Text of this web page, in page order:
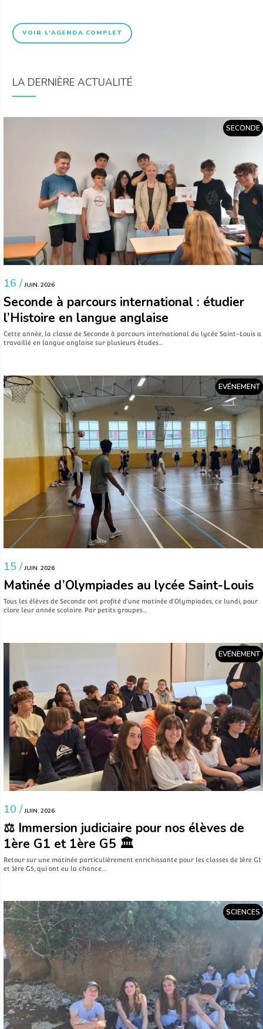
VOIR L'AGENDA COMPLET
LA DERNIÈRE ACTUALITÉ
SECONDE
16 / JUIN. 2026
Seconde à parcours international : étudier
l’Histoire en langue anglaise
Cette année, la classe de Seconde à parcours international du lycée Saint-Louis a
travaillé en langue anglaise sur plusieurs études…
EVÉNEMENT
15 / JUIN. 2026
Matinée d’Olympiades au lycée Saint-Louis
Tous les élèves de Seconde ont profité d’une matinée d’Olympiades, ce lundi, pour
clore leur année scolaire. Par petits groupes…
EVÉNEMENT
10 / JUIN. 2026
⚖️ Immersion judiciaire pour nos élèves de
1ère G1 et 1ère G5 🏛️
​Retour sur une matinée particulièrement enrichissante pour les classes de 1ère G1
et 1ère G5, qui ont eu la chance…
SCIENCES